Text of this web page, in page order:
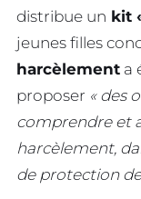
distribue un kit
jeunes filles
harcèlement a
proposer « des
comprendre et
harcèlement,
de protection